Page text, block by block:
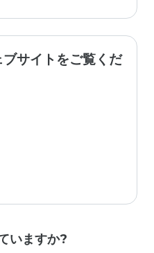
サイトをご覧くだ
いますか?